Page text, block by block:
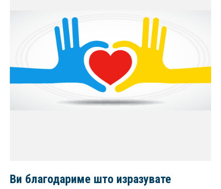
Ви благодариме што изразувате